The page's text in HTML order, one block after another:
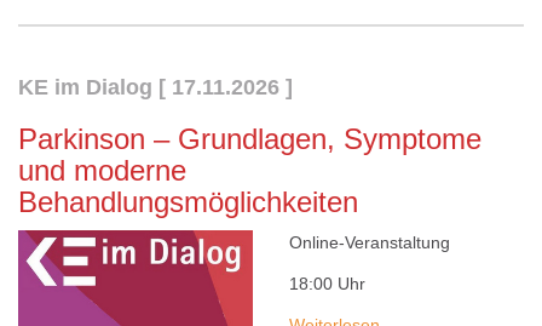
KE im Dialog [ 17.11.2026 ]
Parkinson – Grundlagen, Symptome
und moderne
Behandlungsmöglichkeiten
Online-Veranstaltung
18:00 Uhr